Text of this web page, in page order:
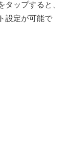
ップすると、
設定が可能で